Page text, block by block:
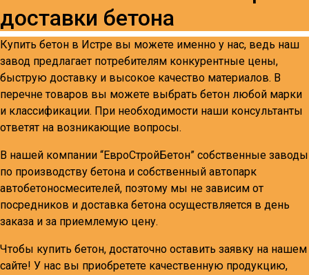
доставки бетона
Купить бетон в Истре вы можете именно у нас, ведь наш
завод предлагает потребителям конкурентные цены,
быструю доставку и высокое качество материалов. В
перечне товаров вы можете выбрать бетон любой марки
и классификации. При необходимости наши консультанты
ответят на возникающие вопросы.
В нашей компании “ЕвроСтройБетон” собственные заводы
по производству бетона и собственный автопарк
автобетоносмесителей, поэтому мы не зависим от
посредников и доставка бетона осуществляется в день
заказа и за приемлемую цену.
Чтобы купить бетон, достаточно оставить заявку на нашем
сайте! У нас вы приобретете качественную продукцию,